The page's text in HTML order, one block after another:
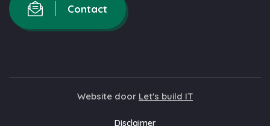
Contact
Website door Let's build IT
Disclaimer